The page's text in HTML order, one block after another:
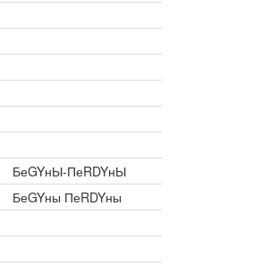
БеGYнЫ-ПеRDYнЫ
БеGYны ПеRDYны